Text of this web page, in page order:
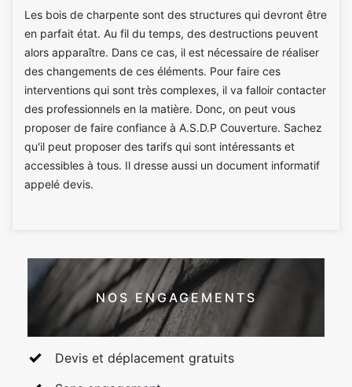
Les bois de charpente sont des structures qui devront être
en parfait état. Au fil du temps, des destructions peuvent
alors apparaître. Dans ce cas, il est nécessaire de réaliser
des changements de ces éléments. Pour faire ces
interventions qui sont très complexes, il va falloir contacter
des professionnels en la matière. Donc, on peut vous
proposer de faire confiance à A.S.D.P Couverture. Sachez
qu'il peut proposer des tarifs qui sont intéressants et
accessibles à tous. Il dresse aussi un document informatif
appelé devis.
NOS ENGAGEMENTS
Devis et déplacement gratuits